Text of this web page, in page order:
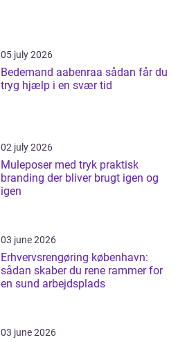
05 july 2026
Bedemand aabenraa sådan får du
tryg hjælp i en svær tid
02 july 2026
Muleposer med tryk praktisk
branding der bliver brugt igen og
igen
03 june 2026
Erhvervsrengøring københavn:
sådan skaber du rene rammer for
en sund arbejdsplads
03 june 2026